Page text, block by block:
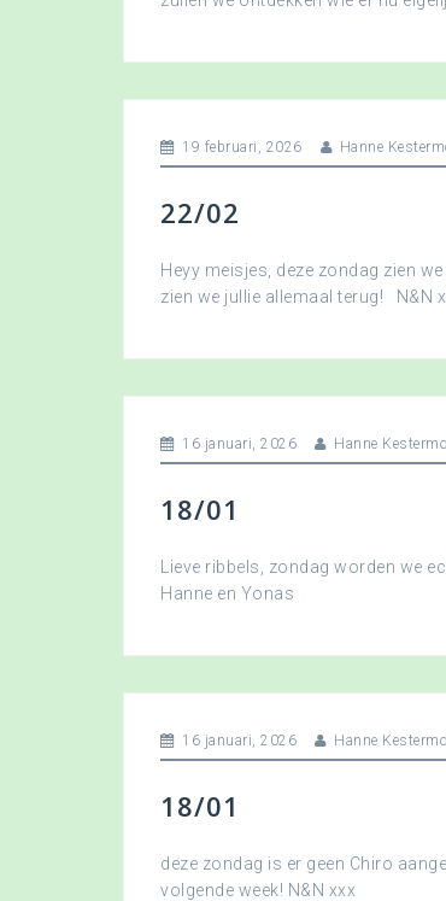
19 februari, 2026 Hanne
22/02
Heyy meisjes, deze zondag zien
zien we jullie allemaal terug! N&N
16 januari, 2026 Hanne
18/01
Lieve ribbels, zondag worden we
Hanne en Yonas
16 januari, 2026 Hanne
18/01
deze zondag is er geen Chiro
volgende week! N&N xxx